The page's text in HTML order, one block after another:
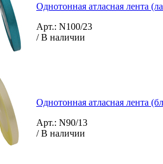
Однотонная атласная лента
Арт.: N100/23
/ В наличии
Однотонная атласная лента
Арт.: N90/13
/ В наличии